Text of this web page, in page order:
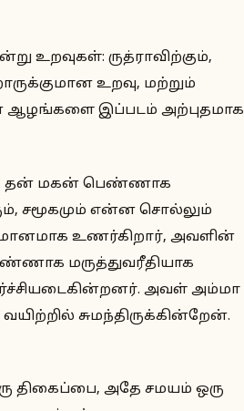
உறவுகள்: ருத்ராவிற்கும்,
உறவு, மற்றும்
ஆழங்களை இப்படம் அற்புதமாக
தன் மகன் பெண்ணாக
சமூகமும் என்ன சொல்லும்
உணர்கிறார், அவளின்
மருத்துவரீதியாக
அவள் அம்மா
சுமந்திருக்கின்றேன்.
திகைப்பை, அதே சமயம் ஒரு